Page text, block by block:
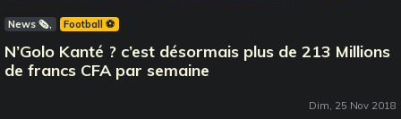
News 🗞️ Football ⚽️
N’Golo Kanté ? c’est désormais plus de 213 Millions
de francs CFA par semaine
Dim, 25 Nov 2018